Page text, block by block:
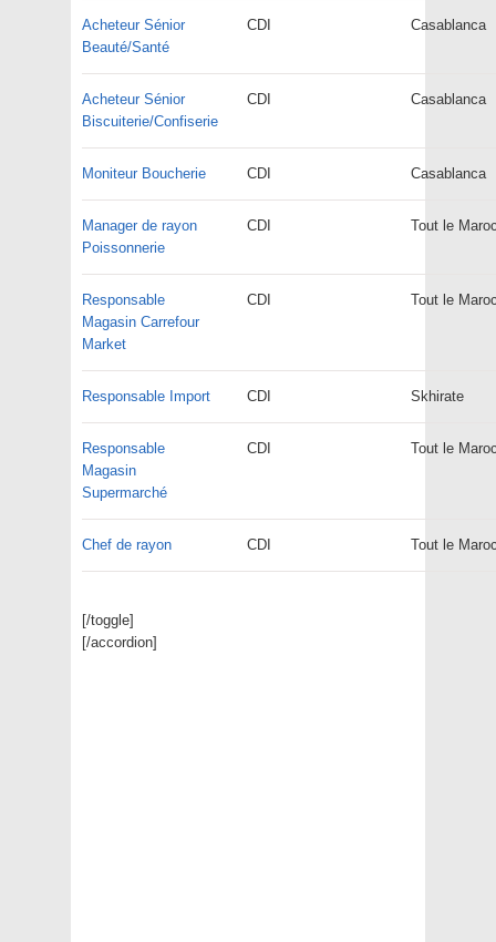
Acheteur Sénior
Beauté/Santé
CDI Casablanca
Acheteur Sénior
Biscuiterie/Confiserie
CDI Casablanca
Moniteur Boucherie CDI Casablanca
Manager de rayon
Poissonnerie
CDI Tout le
Responsable
Magasin Carrefour
Market
CDI Tout le
Responsable Import CDI Skhirate
Responsable
Magasin
Supermarché
CDI Tout le
Chef de rayon CDI Tout le
[/toggle]
[/accordion]